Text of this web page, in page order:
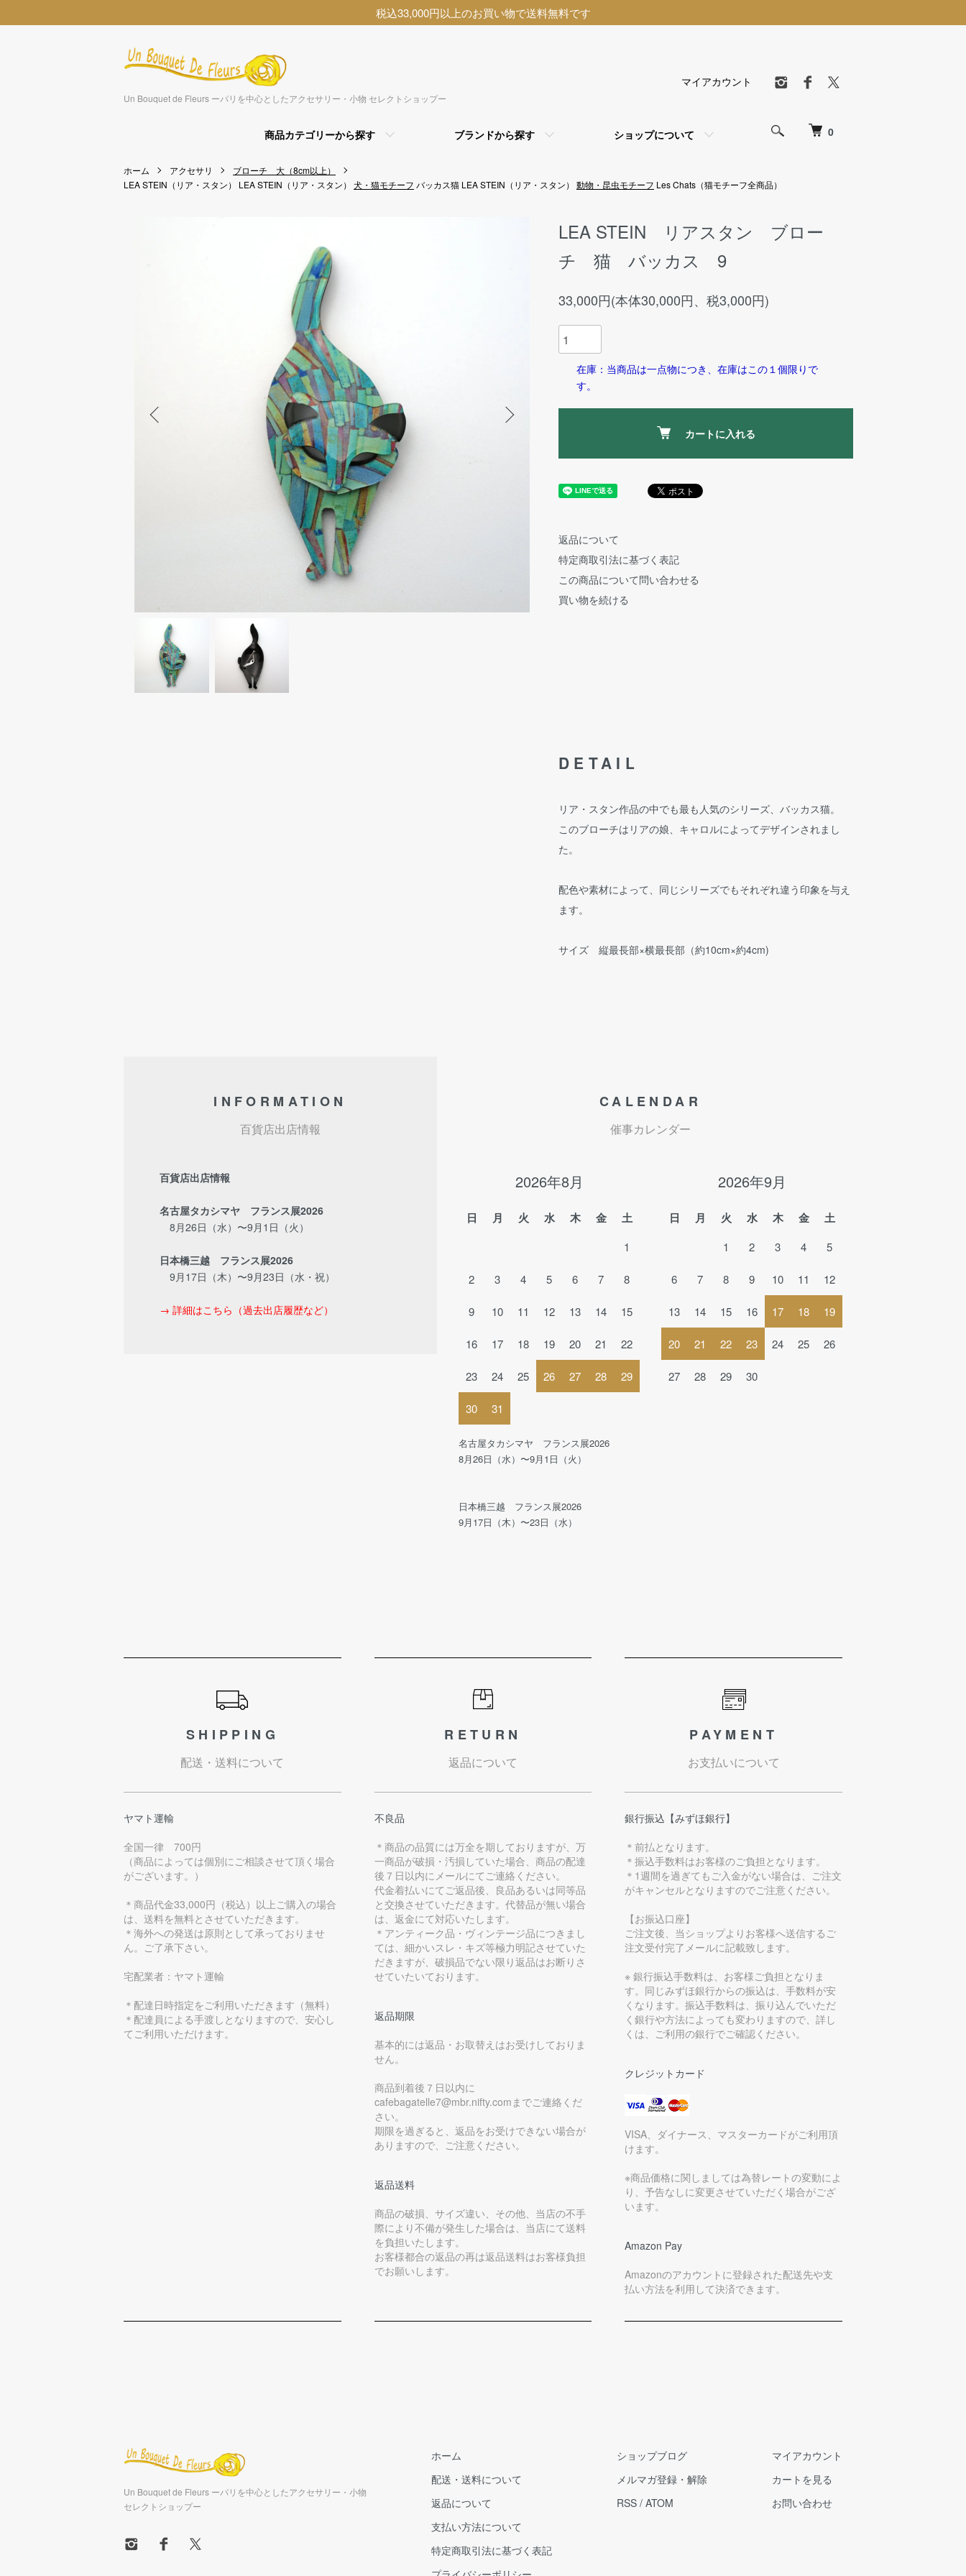
税込33,000円以上のお買い物で送料無料です
Un Bouquet de Fleurs ーパリを中心としたアクセサリー・小物 セレクトショップー
0
商品カテゴリーから探す ブランドから探す ショップについて
マイアカウント
ホーム アクセサリ
ブローチ 大（8cm以上）
LEA STEIN（リア・スタン）
LEA STEIN（リア・スタン） 犬・猫モチーフ バッカス猫 LEA STEIN（リア・スタン） 動物・昆虫モチーフ Les Chats（猫モチーフ全商品）
LEA STEIN リアスタン ブロー
チ 猫 バッカス 9
33,000円(本体30,000円、税3,000円)
在庫：当商品は一点物につき、在庫はこの１個限りで
す。
カートに入れる
返品について
特定商取引法に基づく表記
この商品について問い合わせる
買い物を続ける
DETAIL
リア・スタン作品の中でも最も人気のシリーズ、バッカス猫。
このブローチはリアの娘、キャロルによってデザインされまし
た。
配色や素材によって、同じシリーズでもそれぞれ違う印象を与え
ます。
サイズ 縦最長部×横最長部（約10cm×約4cm)
INFORMATION
百貨店出店情報
百貨店出店情報
名古屋タカシマヤ フランス展2026
8月26日（水）〜9月1日（火）
日本橋三越 フランス展2026
9月17日（木）〜9月23日（水・祝）
→ 詳細はこちら（過去出店履歴など）
CALENDAR
催事カレンダー
2026年8月
日 月 火 水 木 金 土
1
2 3 4 5 6 7 8
9 10 11 12 13 14 15
16 17 18 19 20 21 22
23 24 25 26 27 28 29
30 31
2026年9月
日 月 火 水 木 金 土
1 2 3 4 5
6 7 8 9 10 11 12
13 14 15 16 17 18 19
20 21 22 23 24 25 26
27 28 29 30
名古屋タカシマヤ フランス展2026
8月26日（水）〜9月1日（火）
日本橋三越 フランス展2026
9月17日（木）〜23日（水）
SHIPPING
配送・送料について
ヤマト運輸
全国一律 700円
（商品によっては個別にご相談させて頂く場合
がございます。）
＊商品代金33,000円（税込）以上ご購入の場合
は、送料を無料とさせていただきます。
＊海外への発送は原則として承っておりませ
ん。ご了承下さい。
宅配業者：ヤマト運輸
＊配達日時指定をご利用いただきます（無料）
＊配達員による手渡しとなりますので、安心し
てご利用いただけます。
RETURN
返品について
不良品
＊商品の品質には万全を期しておりますが、万
一商品が破損・汚損していた場合、商品の配達
後７日以内にメールにてご連絡ください。
代金着払いにてご返品後、良品あるいは同等品
と交換させていただきます。代替品が無い場合
は、返金にて対応いたします。
＊アンティーク品・ヴィンテージ品につきまし
ては、細かいスレ・キズ等極力明記させていた
だきますが、破損品でない限り返品はお断りさ
せていたいております。
返品期限
基本的には返品・お取替えはお受けしておりま
せん。
商品到着後７日以内に
cafebagatelle7@mbr.nifty.comまでご連絡くだ
さい。
期限を過ぎると、返品をお受けできない場合が
ありますので、ご注意ください。
返品送料
商品の破損、サイズ違い、その他、当店の不手
際により不備が発生した場合は、当店にて送料
を負担いたします。
お客様都合の返品の再は返品送料はお客様負担
でお願いします。
PAYMENT
お支払いについて
銀行振込【みずほ銀行】
＊前払となります。
＊振込手数料はお客様のご負担となります。
＊1週間を過ぎてもご入金がない場合は、ご注文
がキャンセルとなりますのでご注意ください。
【お振込口座】
ご注文後、当ショップよりお客様へ送信するご
注文受付完了メールに記載致します。
※ 銀行振込手数料は、お客様ご負担となりま
す。同じみずほ銀行からの振込は、手数料が安
くなります。振込手数料は、振り込んでいただ
く銀行や方法によっても変わりますので、詳し
くは、ご利用の銀行でご確認ください。
クレジットカード
VISA、ダイナース、マスターカードがご利用頂
けます。
※商品価格に関しましては為替レートの変動によ
り、予告なしに変更させていただく場合がござ
います。
Amazon Pay
Amazonのアカウントに登録された配送先や支
払い方法を利用して決済できます。
Un Bouquet de Fleurs ーパリを中心としたアクセサリー・小物
セレクトショップー
ホーム
配送・送料について
返品について
支払い方法について
特定商取引法に基づく表記
ショップブログ
メルマガ登録・解除
RSS / ATOM
マイアカウント
カートを見る
お問い合わせ